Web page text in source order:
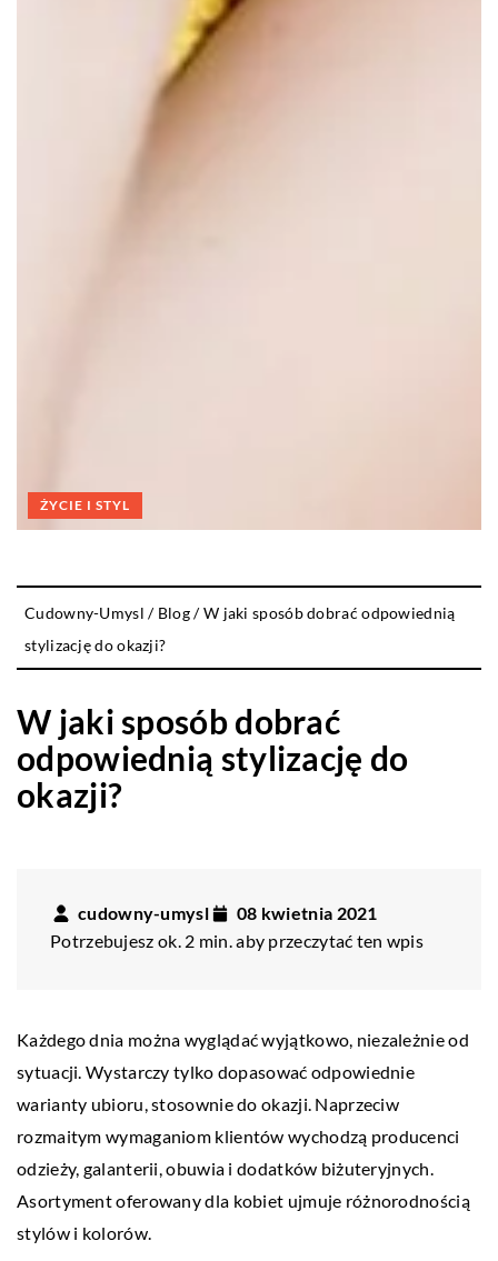
ŻYCIE I STYL
Cudowny-Umysl / Blog/W jaki sposób dobrać odpowiednią
stylizację do okazji?
W jaki sposób dobrać
odpowiednią stylizację do
okazji?
cudowny-umysl
08 kwietnia 2021
Potrzebujesz ok. 2 min. aby przeczytać ten wpis
Każdego dnia można wyglądać wyjątkowo, niezależnie od
sytuacji. Wystarczy tylko dopasować odpowiednie
warianty ubioru, stosownie do okazji. Naprzeciw
rozmaitym wymaganiom klientów wychodzą producenci
odzieży, galanterii, obuwia i dodatków biżuteryjnych.
Asortyment oferowany dla kobiet ujmuje różnorodnością
stylów i kolorów.